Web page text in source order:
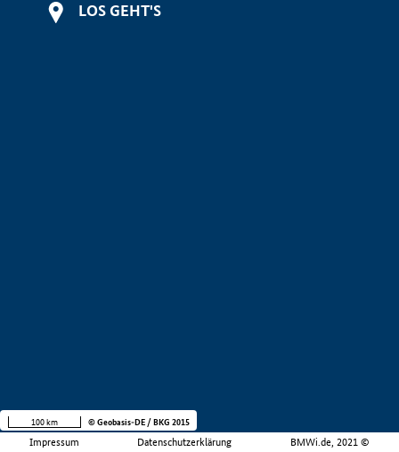
LOS GEHT'S
Impressum Datenschutzerklärung BMWi.de, 2021 ©
100 km © Geobasis-DE / BKG 2015